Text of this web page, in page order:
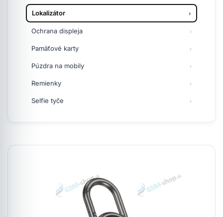
Lokalizátor
Ochrana displeja
Pamäťové karty
Púzdra na mobily
Remienky
Selfie tyče